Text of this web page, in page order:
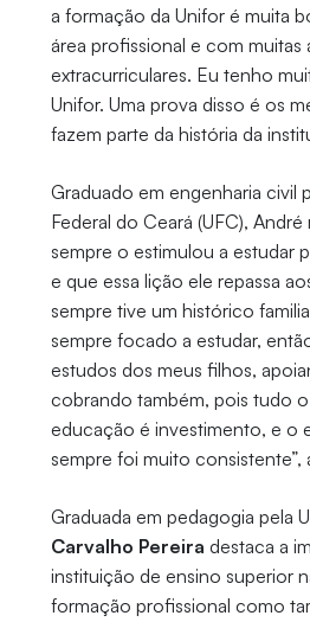
a formação da Unifor é muita
área profissional e com muitas
extracurriculares. Eu tenho
Unifor. Uma prova disso é os
fazem parte da história da
Graduado em engenharia civil
Federal do Ceará (UFC),
sempre o estimulou a estudar
e que essa lição ele repassa
sempre tive um histórico
sempre focado a estudar,
estudos dos meus filhos,
cobrando também, pois tudo
educação é investimento, e o
sempre foi muito consistente”,
Graduada em pedagogia pela
Carvalho Pereira destaca a
instituição de ensino superior
formação profissional como